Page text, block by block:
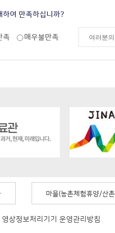
하여 만족하십니까?
족 매우불만족
마을(농촌체험휴양/산
영상정보처리기기 운영관리방침